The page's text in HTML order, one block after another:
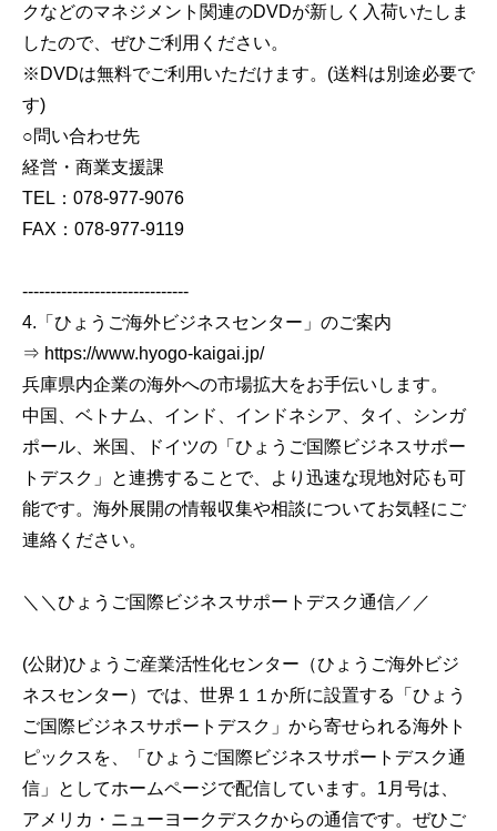
クなどのマネジメント関連のDVDが新しく入荷いたしま
したので、ぜひご利用ください。
※DVDは無料でご利用いただけます。(送料は別途必要で
す)
○問い合わせ先
経営・商業支援課
TEL：078-977-9076
FAX：078-977-9119
------------------------------
4.「ひょうご海外ビジネスセンター」のご案内
⇒ https://www.hyogo-kaigai.jp/
兵庫県内企業の海外への市場拡大をお手伝いします。
中国、ベトナム、インド、インドネシア、タイ、シンガ
ポール、米国、ドイツの「ひょうご国際ビジネスサポー
トデスク」と連携することで、より迅速な現地対応も可
能です。海外展開の情報収集や相談についてお気軽にご
連絡ください。
＼＼ひょうご国際ビジネスサポートデスク通信／／
(公財)ひょうご産業活性化センター（ひょうご海外ビジ
ネスセンター）では、世界１１か所に設置する「ひょう
ご国際ビジネスサポートデスク」から寄せられる海外ト
ピックスを、「ひょうご国際ビジネスサポートデスク通
信」としてホームページで配信しています。1月号は、
アメリカ・ニューヨークデスクからの通信です。ぜひご